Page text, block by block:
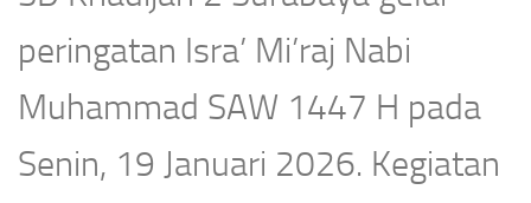
peringatan Isra’ Mi’raj Nabi
Muhammad SAW 1447 H pada
Senin, 19 Januari 2026. Kegiatan